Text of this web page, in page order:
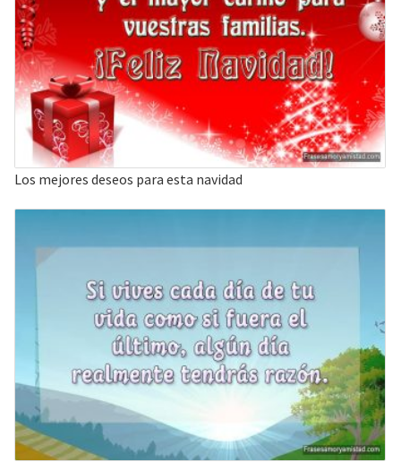
Los mejores deseos para esta navidad